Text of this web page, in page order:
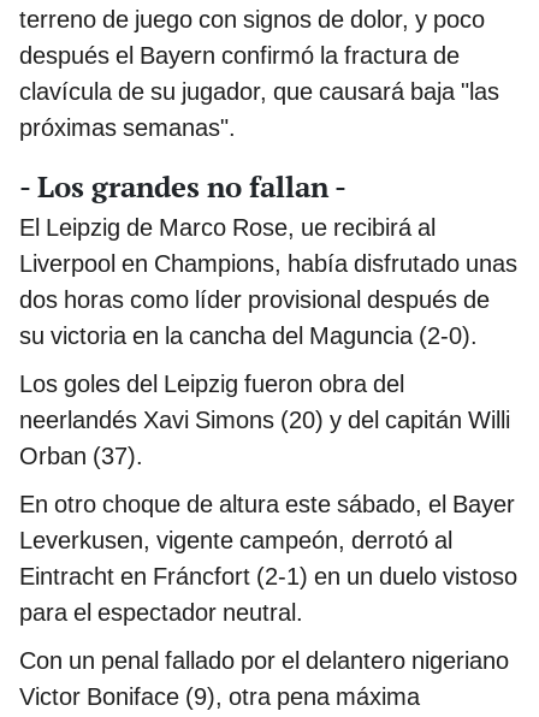
terreno de juego con signos de dolor, y poco
después el Bayern confirmó la fractura de
clavícula de su jugador, que causará baja "las
próximas semanas".
- Los grandes no fallan -
El Leipzig de Marco Rose, ue recibirá al
Liverpool en Champions, había disfrutado unas
dos horas como líder provisional después de
su victoria en la cancha del Maguncia (2-0).
Los goles del Leipzig fueron obra del
neerlandés Xavi Simons (20) y del capitán Willi
Orban (37).
En otro choque de altura este sábado, el Bayer
Leverkusen, vigente campeón, derrotó al
Eintracht en Fráncfort (2-1) en un duelo vistoso
para el espectador neutral.
Con un penal fallado por el delantero nigeriano
Victor Boniface (9), otra pena máxima